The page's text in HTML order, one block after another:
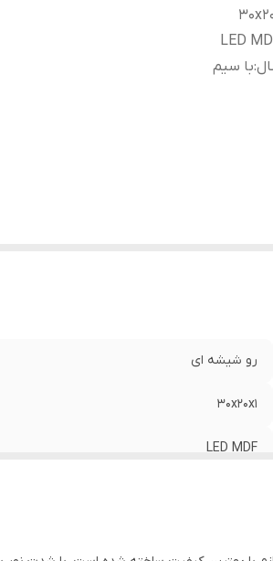
LED
:با سیم
رو شیشه ای
30x20x1
LED MDF